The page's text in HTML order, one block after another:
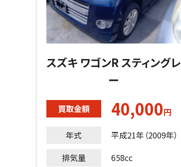
スズキ ワゴンR スティングレ
ー
買取金額 40,000円
年式
平成21年（2009年）
排気量
658cc